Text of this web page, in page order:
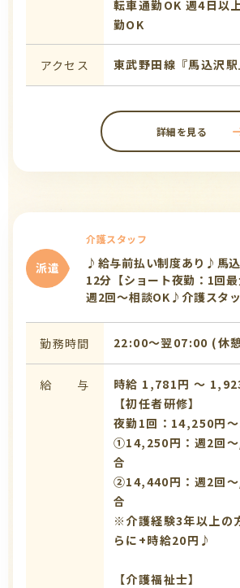
転車通勤OK 週4日以上
勤OK
アクセス 東武野田線『馬込沢
詳細を見る
派遣
介護スタッフ
♪給与前払い制度あり♪馬
12分【ショート夜勤：1回
週2回～相談OK♪介護スタ
勤務時間 22:00〜翌07:00 (休
給 与
時給 1,781円 〜
【初任者研修】
夜勤1回：14,250円
①14,250円：週2回～
合
➁14,440円：週2回～
合
※介護経験3年以上
らに+時給20円♪
【介護福祉